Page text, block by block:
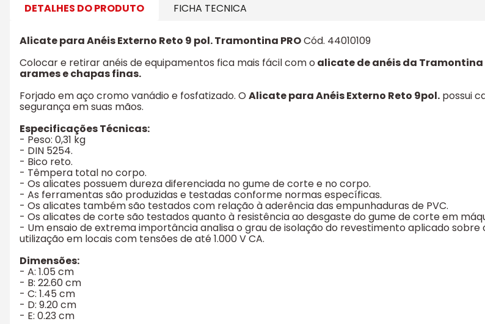
DETALHES DO PRODUTO FICHA TECNICA
Alicate para Anéis Externo Reto 9 pol. Tramontina PROCód. 44010109
Colocar e retirar anéis de equipamentos fica mais fácil com o alicate de anéis da
arames e chapas finas.
Forjado em aço cromo vanádio e fosfatizado. O Alicate para Anéis Externo Reto 9pol. possui
segurança em suas mãos.
Especificações Técnicas:
- Peso: 0,31 kg
- DIN 5254.
- Bico reto.
- Têmpera total no corpo.
- Os alicates possuem dureza diferenciada no gume de corte e no corpo.
- As ferramentas são produzidas e testadas conforme normas específicas.
- Os alicates também são testados com relação à aderência das empunhaduras de PVC.
- Os alicates de corte são testados quanto à resistência ao desgaste do gume de corte em
- Um ensaio de extrema importância analisa o grau de isolação do revestimento aplicado
utilização em locais com tensões de até 1.000 V CA.
Dimensões:
- A: 1.05 cm
- B: 22.60 cm
- C: 1.45 cm
- D: 9.20 cm
- E: 0.23 cm